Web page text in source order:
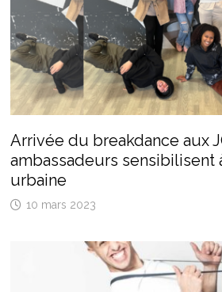
Arrivée du breakdance aux
ambassadeurs sensibilisent
urbaine
10 mars 2023